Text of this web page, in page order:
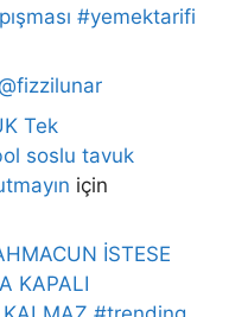
#yemektarifi
Tek
soslu tavuk
için
İSTESE
KAPALI